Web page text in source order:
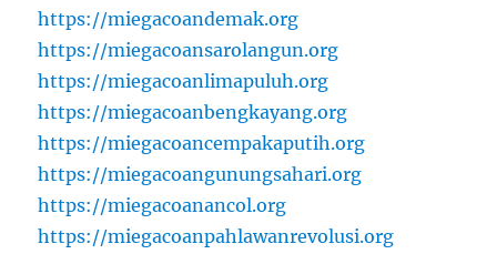
https://miegacoandemak.org
https://miegacoansarolangun.org
https://miegacoanlimapuluh.org
https://miegacoanbengkayang.org
https://miegacoancempakaputih.org
https://miegacoangunungsahari.org
https://miegacoanancol.org
https://miegacoanpahlawanrevolusi.org